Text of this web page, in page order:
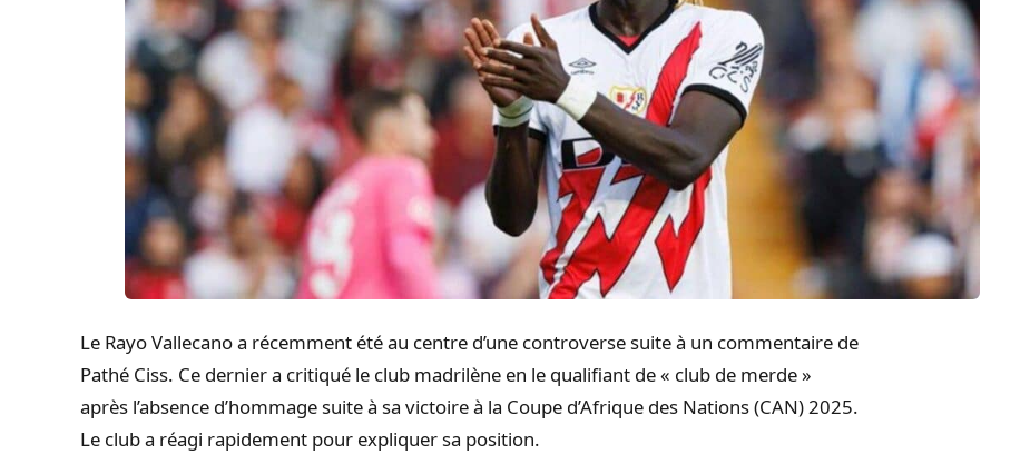
Le Rayo Vallecano a récemment été au centre d’une controverse suite à un commentaire de
Pathé Ciss. Ce dernier a critiqué le club madrilène en le qualifiant de « club de merde »
après l’absence d’hommage suite à sa victoire à la Coupe d’Afrique des Nations (CAN) 2025.
Le club a réagi rapidement pour expliquer sa position.